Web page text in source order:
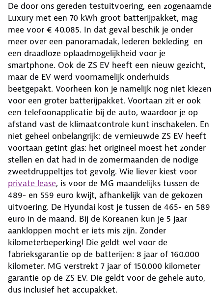
De door ons gereden testuitvoering, een zogenaamde
Luxury met een 70 kWh groot batterijpakket, mag
mee voor € 40.085. In dat geval beschik je onder
meer over een panoramadak, lederen bekleding en
een draadloze oplaadmogelijkheid voor je
smartphone. Ook de ZS EV heeft een nieuw gezicht,
maar de EV werd voornamelijk onderhuids
beetgepakt. Voorheen kon je namelijk nog niet kiezen
voor een groter batterijpakket. Voortaan zit er ook
een telefoonapplicatie bij de auto, waardoor je op
afstand vast de klimaatcontrole kunt inschakelen. En
niet geheel onbelangrijk: de vernieuwde ZS EV heeft
voortaan getint glas: het origineel moest het zonder
stellen en dat had in de zomermaanden de nodige
zweetdruppeltjes tot gevolg. Wie liever kiest voor
private lease, is voor de MG maandelijks tussen de
489- en 559 euro kwijt, afhankelijk van de gekozen
uitvoering. De Hyundai kost je tussen de 465- en 589
euro in de maand. Bij de Koreanen kun je 5 jaar
aankloppen mocht er iets mis zijn. Zonder
kilometerbeperking! Die geldt wel voor de
fabrieksgarantie op de batterijen: 8 jaar of 160.000
kilometer. MG verstrekt 7 jaar of 150.000 kilometer
garantie op de ZS EV. Die geldt voor de gehele auto,
dus inclusief het accupakket.